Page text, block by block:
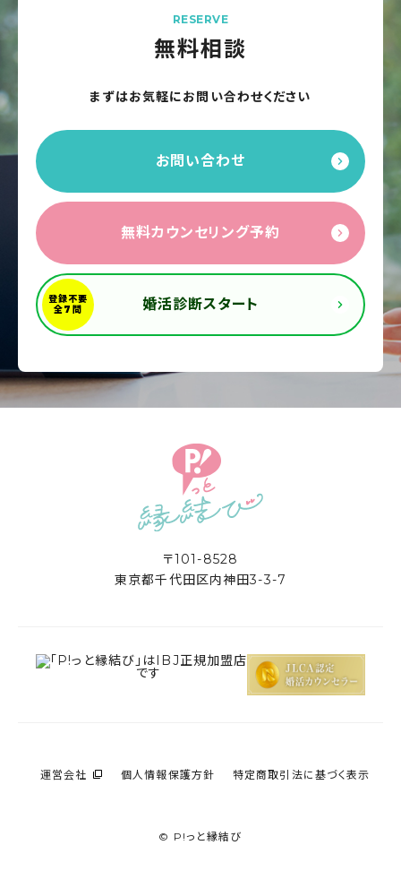
RESERVE
無料相談
まずはお気軽にお問い合わせください
お問い合わせ
無料カウンセリング予約
婚活診断スタート
〒101-8528
東京都千代田区内神田3-3-7
運営会社 個人情報保護方針 特定商取引法に基づく表示
© P!っと縁結び